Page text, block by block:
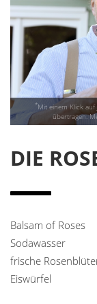
*Mit einem Klick auf
übertragen.
DIE
Balsam of Roses
Sodawasser
frische
Eiswürfel